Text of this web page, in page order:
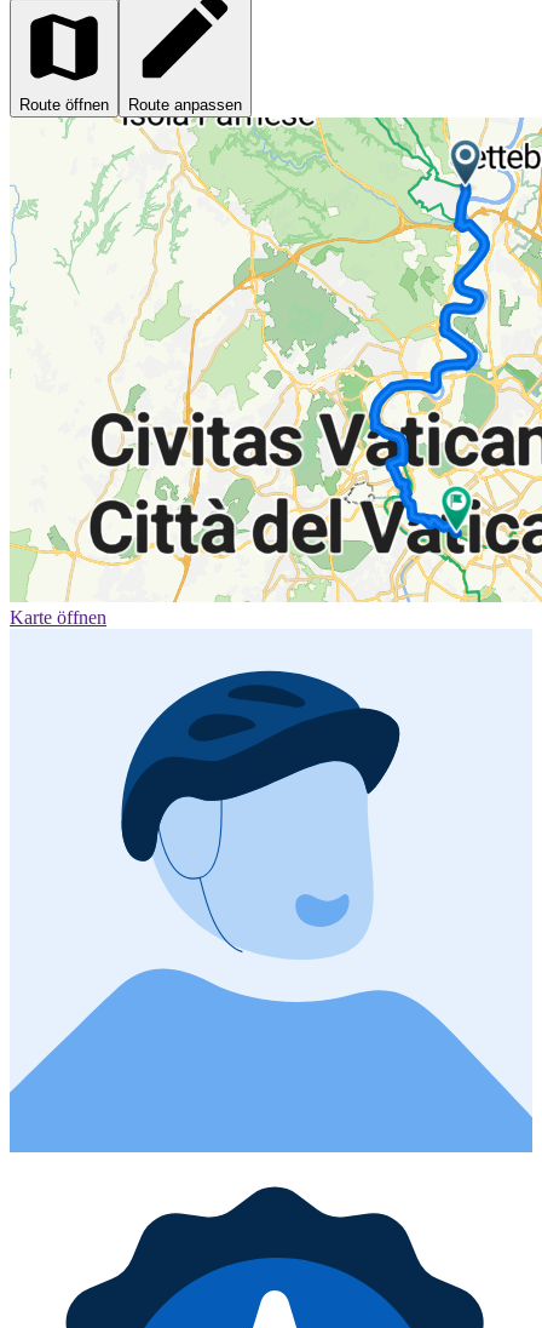
Route öffnen Route anpassen
Karte öffnen